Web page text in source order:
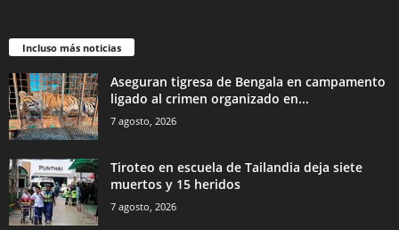
Incluso más noticias
Aseguran tigresa de Bengala en campamento
ligado al crimen organizado en...
7 agosto, 2026
Tiroteo en escuela de Tailandia deja siete
muertos y 15 heridos
7 agosto, 2026